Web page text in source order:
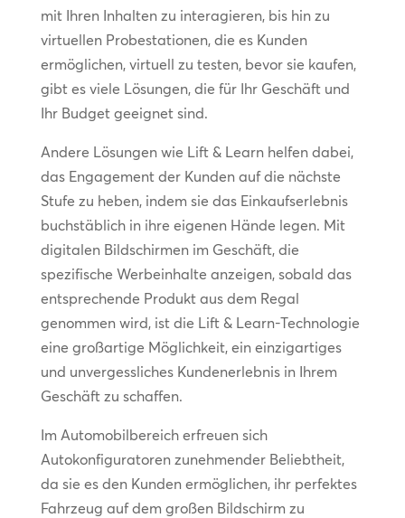
mit Ihren Inhalten zu interagieren, bis hin zu
virtuellen Probestationen, die es Kunden
ermöglichen, virtuell zu testen, bevor sie kaufen,
gibt es viele Lösungen, die für Ihr Geschäft und
Ihr Budget geeignet sind.
Andere Lösungen wie Lift & Learn helfen dabei,
das Engagement der Kunden auf die nächste
Stufe zu heben, indem sie das Einkaufserlebnis
buchstäblich in ihre eigenen Hände legen. Mit
digitalen Bildschirmen im Geschäft, die
spezifische Werbeinhalte anzeigen, sobald das
entsprechende Produkt aus dem Regal
genommen wird, ist die Lift & Learn-Technologie
eine großartige Möglichkeit, ein einzigartiges
und unvergessliches Kundenerlebnis in Ihrem
Geschäft zu schaffen.
Im Automobilbereich erfreuen sich
Autokonfiguratoren zunehmender Beliebtheit,
da sie es den Kunden ermöglichen, ihr perfektes
Fahrzeug auf dem großen Bildschirm zu